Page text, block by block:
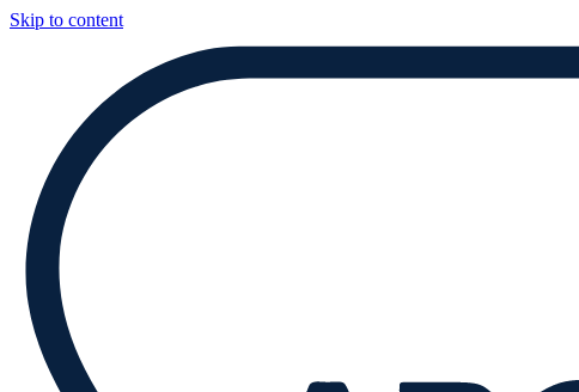
Skip to content